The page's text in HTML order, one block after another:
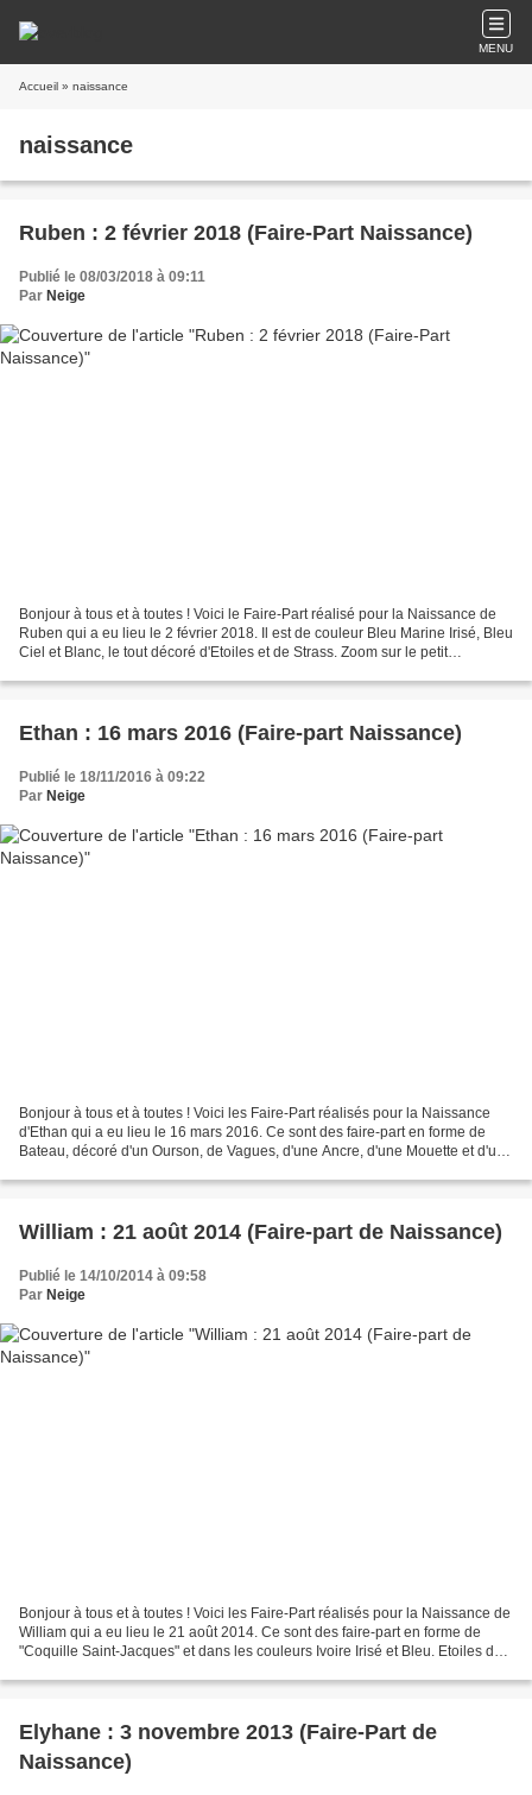
MENU
Accueil » naissance
naissance
Ruben : 2 février 2018 (Faire-Part Naissance)
Publié le 08/03/2018 à 09:11
Par Neige
Bonjour à tous et à toutes ! Voici le Faire-Part réalisé pour la Naissance de
Ruben qui a eu lieu le 2 février 2018. Il est de couleur Bleu Marine Irisé, Bleu
Ciel et Blanc, le tout décoré d'Etoiles et de Strass. Zoom sur le petit
Ethan : 16 mars 2016 (Faire-part Naissance)
Publié le 18/11/2016 à 09:22
Par Neige
Bonjour à tous et à toutes ! Voici les Faire-Part réalisés pour la Naissance
d'Ethan qui a eu lieu le 16 mars 2016. Ce sont des faire-part en forme de
Bateau, décoré d'un Ourson, de Vagues, d'une Ancre, d'une Mouette et d'un
William : 21 août 2014 (Faire-part de Naissance)
Publié le 14/10/2014 à 09:58
Par Neige
Bonjour à tous et à toutes ! Voici les Faire-Part réalisés pour la Naissance de
William qui a eu lieu le 21 août 2014. Ce sont des faire-part en forme de
"Coquille Saint-Jacques" et dans les couleurs Ivoire Irisé et Bleu. Etoiles de
Elyhane : 3 novembre 2013 (Faire-Part de
Naissance)